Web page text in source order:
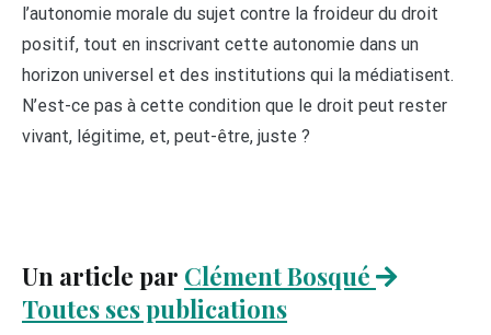
l’autonomie morale du sujet contre la froideur du droit
positif, tout en inscrivant cette autonomie dans un
horizon universel et des institutions qui la médiatisent.
N’est-ce pas à cette condition que le droit peut rester
vivant, légitime, et, peut-être, juste ?
Un article par Clément Bosqué
Toutes ses publications